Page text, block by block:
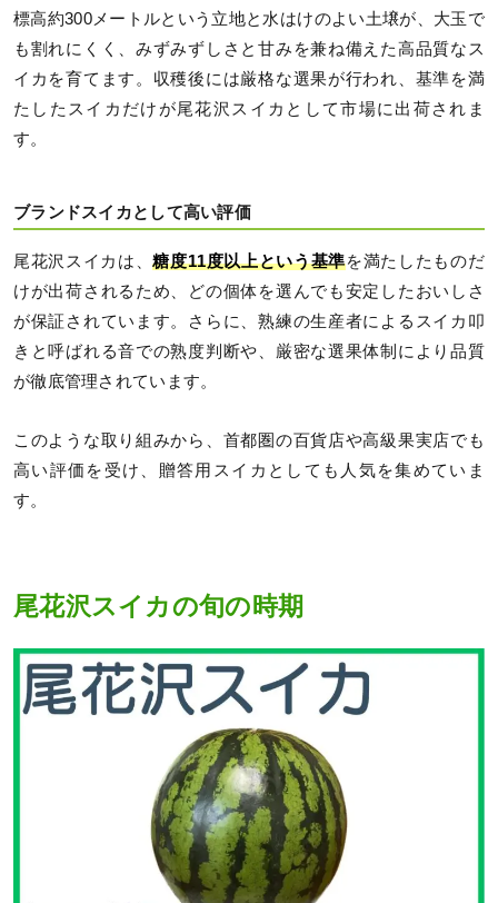
標高約300メートルという立地と水はけのよい土壌が、大玉で
も割れにくく、みずみずしさと甘みを兼ね備えた高品質なス
イカを育てます。収穫後には厳格な選果が行われ、基準を満
たしたスイカだけが尾花沢スイカとして市場に出荷されま
す。
ブランドスイカとして高い評価
尾花沢スイカは、糖度11度以上という基準を満たしたものだ
けが出荷されるため、どの個体を選んでも安定したおいしさ
が保証されています。さらに、熟練の生産者によるスイカ叩
きと呼ばれる音での熟度判断や、厳密な選果体制により品質
が徹底管理されています。
このような取り組みから、首都圏の百貨店や高級果実店でも
高い評価を受け、贈答用スイカとしても人気を集めていま
す。
尾花沢スイカの旬の時期